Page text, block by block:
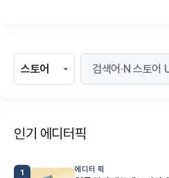
인기 에디터픽
1 에디터 픽